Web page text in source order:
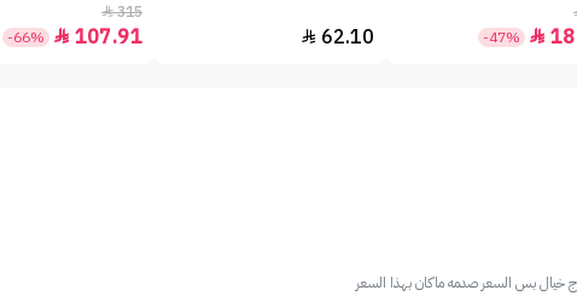

-47%
62.10

315

107.91

-66%
بس السعر صدمه ماكان بهذا السعر